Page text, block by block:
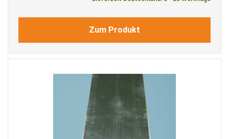
Zum Produkt